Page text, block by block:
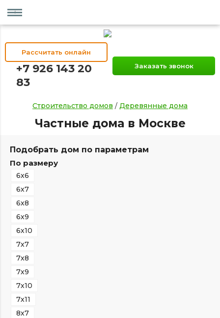
Рассчитать онлайн
+7 926 143 20
83
Заказать звонок
Строительство домов / Деревянные дома
Частные дома в Москве
Подобрать дом по параметрам
По размеру
6х6
6х7
6х8
6х9
6х10
7х7
7х8
7х9
7х10
7х11
8х7